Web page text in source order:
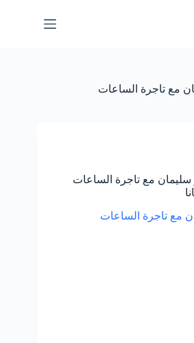
مع تاجرة الساعات
سليمان مع تاجرة الساعات